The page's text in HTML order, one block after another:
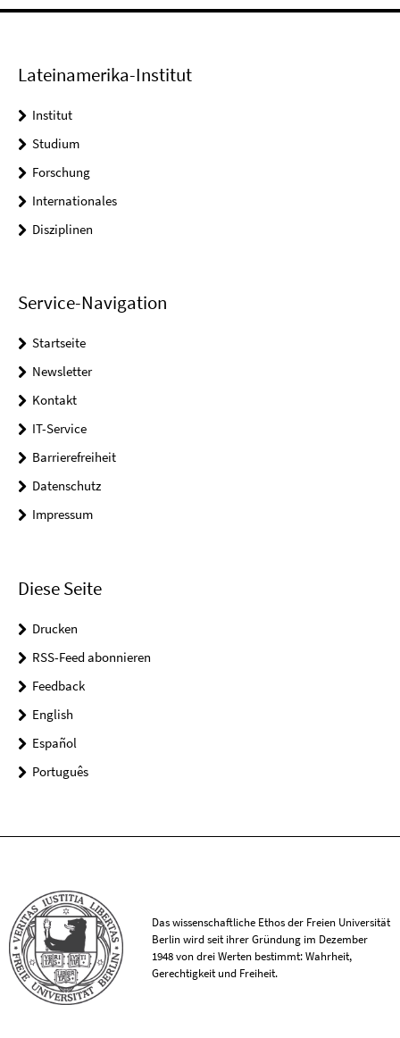
Lateinamerika-Institut
Institut
Studium
Forschung
Internationales
Disziplinen
Service-Navigation
Startseite
Newsletter
Kontakt
IT-Service
Barrierefreiheit
Datenschutz
Impressum
Diese Seite
Drucken
RSS-Feed abonnieren
Feedback
English
Español
Português
Das wissenschaftliche Ethos der Freien Universität
Berlin wird seit ihrer Gründung im Dezember
1948 von drei Werten bestimmt: Wahrheit,
Gerechtigkeit und Freiheit.